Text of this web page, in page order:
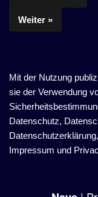
Weiter »
Mit der Nutzung
sie der Verwendung
Datenschutz,
Impressum und